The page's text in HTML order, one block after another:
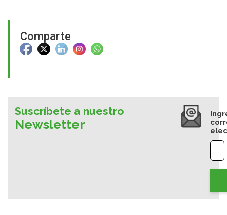
Comparte
Suscríbete a nuestro
Newsletter